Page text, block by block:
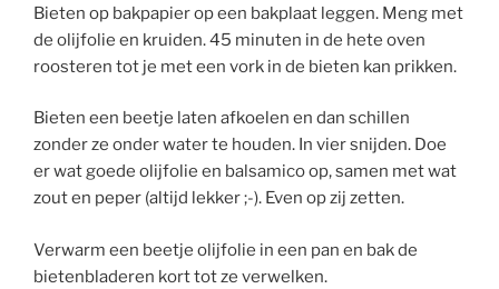
Bieten op bakpapier op een bakplaat leggen. Meng met
de olijfolie en kruiden. 45 minuten in de hete oven
roosteren tot je met een vork in de bieten kan prikken.
Bieten een beetje laten afkoelen en dan schillen
zonder ze onder water te houden. In vier snijden. Doe
er wat goede olijfolie en balsamico op, samen met wat
zout en peper (altijd lekker ;-). Even op zij zetten.
Verwarm een beetje olijfolie in een pan en bak de
bietenbladeren kort tot ze verwelken.